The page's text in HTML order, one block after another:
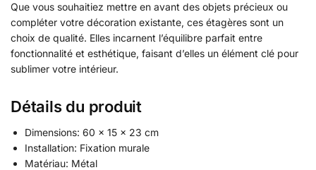
Que vous souhaitiez mettre en avant des objets précieux ou
compléter votre décoration existante, ces étagères sont un
choix de qualité. Elles incarnent l’équilibre parfait entre
fonctionnalité et esthétique, faisant d’elles un élément clé pour
sublimer votre intérieur.
Détails du produit
Dimensions: 60 x 15 x 23 cm
Installation: Fixation murale
Matériau: Métal